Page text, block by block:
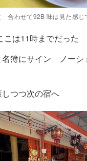
合わせて92B 味は見た感じ
こは11時までだった
名簿にサイン ノーシ
つつ次の宿へ